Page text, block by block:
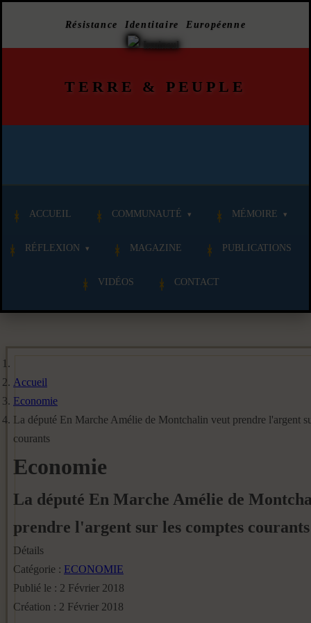
Résistance Identitaire Européenne
TERRE & PEUPLE
ACCUEIL COMMUNAUTÉ MÉMOIRE
RÉFLEXION MAGAZINE PUBLICATIONS
VIDÉOS CONTACT
Accueil
Economie
La député En Marche Amélie de Montchalin veut prendre l'argent
courants
Economie
La député En Marche Amélie de
prendre l'argent sur les comptes courants
Détails
Catégorie : ECONOMIE
Publié le : 2 Février 2018
Création : 2 Février 2018